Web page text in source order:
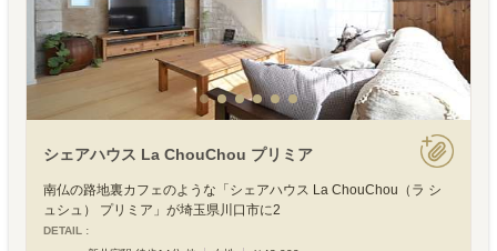
シェアハウス La ChouChou プリミア
南仏の路地裏カフェのような「シェアハウス La ChouChou（ラ シ
ュシュ） プリミア」が埼玉県川口市に2
DETAIL :